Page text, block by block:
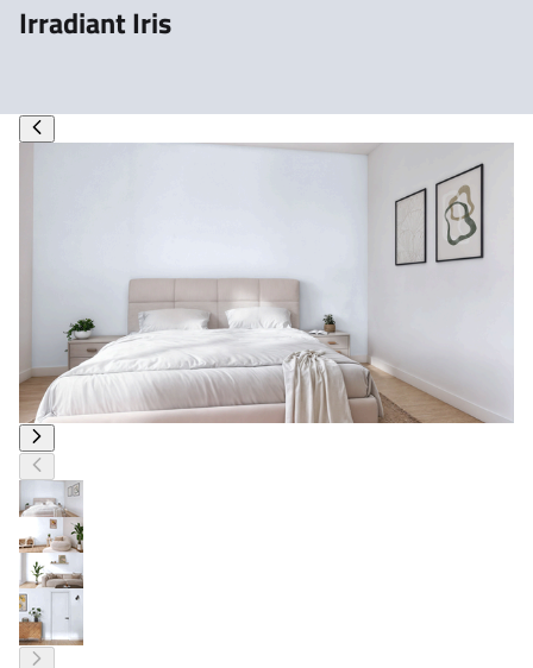
Irradiant Iris